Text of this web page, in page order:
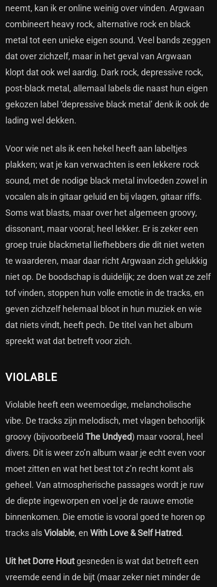
neemt, kan ik er online weinig over vinden. Argwaan
combineert heavy rock, alternative rock en black
metal tot een unieke eigen sound. Veel bands zeggen
dat over zichzelf, maar in het geval van Argwaan
klopt dat ook wel aardig. Dark rock, depressive rock,
post-black metal, allemaal labels die naast hun eigen
gekozen label ‘depressive black metal’ denk ik ook de
lading wel dekken.
Voor wie net als ik een hekel heeft aan labeltjes
plakken; wat je kan verwachten is een lekkere rock
sound, met de nodige black metal invloeden zowel in
vocalen als in gitaar geluid en bij vlagen, gitaar riffs.
Soms wat blasts, maar over het algemeen groovy,
dissonant, maar vooral; heel lekker. Er is zeker een
groep truie blackmetal liefhebbers die dit niet weten
te waarderen, maar daar richt Argwaan zich gelukkig
niet op. De boodschap is duidelijk; ze doen wat ze zelf
tof vinden, stoppen hun volle emotie in de tracks, en
geven zichzelf helemaal bloot in hun muziek en wie
dat niets vindt, heeft pech. De titel van het album
spreekt wat dat betreft voor zich.
VIOLABLE
Violable heeft een weemoedige, melancholische
vibe. De tracks zijn melodisch, met vlagen behoorlijk
groovy (bijvoorbeeldThe Undyed) maar vooral, heel
divers. Dit is weer zo’n album waar je echt even voor
moet zitten en wat het best tot z’n recht komt als
geheel. Van atmospherische passages wordt je ruw
de diepte ingeworpen en voel je de rauwe emotie
binnenkomen. Die emotie is vooral goed te horen op
tracks alsViolable, enWith Love & Self Hatred.
Uit het Dorre Hout gesneden is wat dat betreft een
vreemde eend in de bijt (maar zeker niet minder de